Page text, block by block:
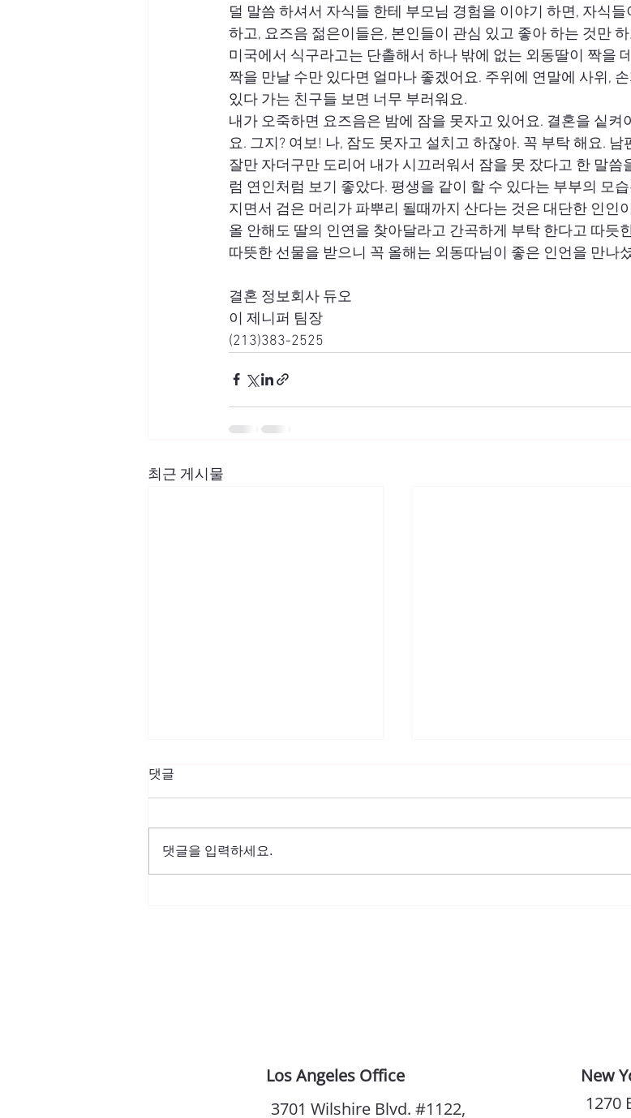
덜 말씀 하셔서 자식들 한테 부모님 경험을 이야기 하면, 자식
하고, 요즈음 젊은이들은, 본인들이 관심 있고 좋아 하는 것만
미국에서 식구라고는 단촐해서 하나 밖에 없는 외동딸이 짝을
짝을 만날 수만 있다면 얼마나 좋겠어요. 주위에 연말에 사위,
있다 가는 친구들 보면 너무 부러워요.
내가 오죽하면 요즈음은 밤에 잠을 못자고 있어요. 결혼을 싵
요. 그지? 여보! 나, 잠도 못자고 설치고 하잖아. 꼭 부탁 해요.
잘만 자더구만 도리어 내가 시끄러워서 잠을 못 잤다고 한 말씀
럼 연인처럼 보기 좋았다. 평생을 같이 할 수 있다는 부부의 모
지면서 검은 머리가 파뿌리 될때까지 산다는 것은 대단한 인인
올 안해도 딸의 인연을 찾아달라고 간곡하게 부탁 한다고 따듯
따뜻한 선물을 받으니 꼭 올해는 외동따님이 좋은 인언을 만나
결혼 정보회사 듀오
이 제니퍼 팀장
(213)383-2525
최근 게시물
너, 결혼해
댓글
댓글을 입력하세요.
New
Los Angeles Office
3701 Wilshire Blvd. #1122,
1270